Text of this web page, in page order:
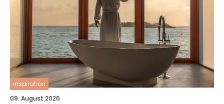
inspiration
09. August 2026